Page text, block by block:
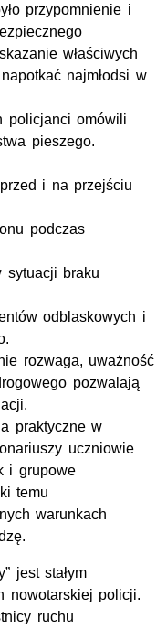
przypomnienie i
właściwych
najmłodsi w
policjanci omówili
pieszego.
i na przejściu
podczas
braku
odblaskowych i
rozwaga, uważność
pozwalają
praktyczne w
uczniowie
i grupowe
temu
warunkach
jest stałym
nowotarskiej policji.
ruchu